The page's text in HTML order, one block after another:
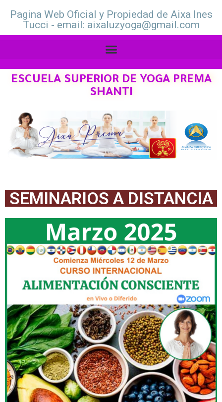
Pagina Web Oficial y Propiedad de Aixa Ines
Tucci - email: aixaluzyoga@gmail.com
ESCUELA SUPERIOR DE YOGA PREMA
SHANTI
SEMINARIOS A DISTANCIA